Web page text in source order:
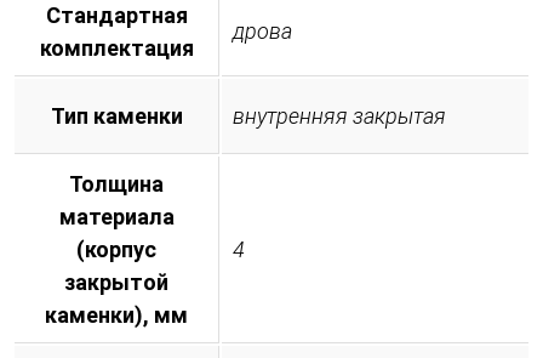
Стандартная
комплектация
дрова
Тип каменки внутренняя закрытая
Толщина
материала
(корпус
закрытой
каменки), мм
4